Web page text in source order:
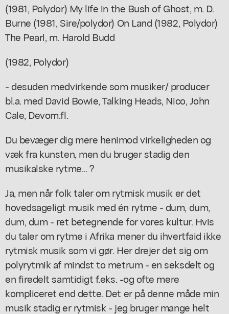
(1981, Polydor) My life in the Bush of Ghost, m. D.
Burne (1981, Sire/polydor) On Land (1982, Polydor)
The Pearl, m. Harold Budd
(1982, Polydor)
- desuden medvirkende som musiker/ producer
bl.a. med David Bowie, Talking Heads, Nico, John
Cale, Devom.fl.
Du bevæger dig mere henimod virkeligheden og
væk fra kunsten, men du bruger stadig den
musikalske rytme... ?
Ja, men når folk taler om rytmisk musik er det
hovedsageligt musik med én rytme - dum, dum,
dum, dum - ret betegnende for vores kultur. Hvis
du taler om rytme i Afrika mener du ihvertfaid ikke
rytmisk musik som vi gør. Her drejer det sig om
polyrytmik af mindst to metrum - en seksdelt og
en firedelt samtidigt f.eks. -og ofte mere
kompliceret end dette. Det er på denne måde min
musik stadig er rytmisk - jeg bruger mange helt